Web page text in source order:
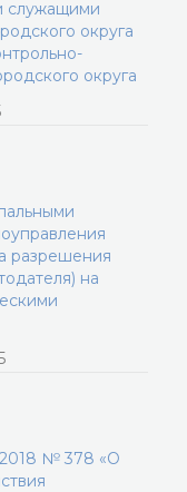
служащими
округа
округа
разрешения
на
№ 378 «О